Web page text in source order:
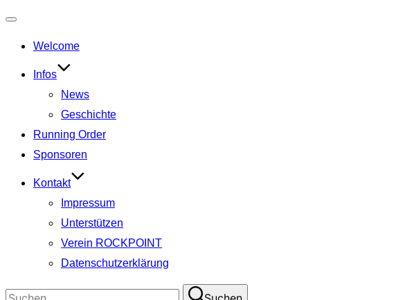
umschalten
Welcome
Infos
News
Geschichte
Running Order
Sponsoren
Kontakt
Impressum
Unterstützen
Verein ROCKPOINT
Datenschutzerklärung
Suchen